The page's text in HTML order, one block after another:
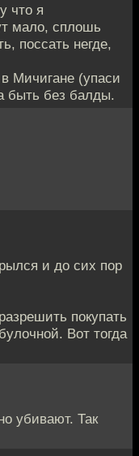
что я
мало, сплошь
поссать негде,
Мичигане (упаси
быть без балды.
и до сих пор
покупать
Вот тогда
убивают. Так